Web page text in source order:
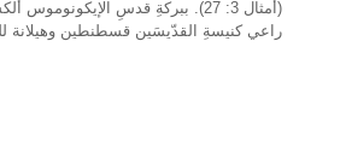
(أمثال 3: 27). ببركةِ قدسِ
راعي كنيسةِ القدّيسَين قسطنطين وهيلانة